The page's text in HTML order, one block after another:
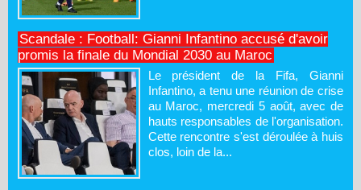
Scandale : Football: Gianni Infantino accusé d'avoir
promis la finale du Mondial 2030 au Maroc
Le président de la Fifa, Gianni
Infantino, a tenu une réunion de crise
au Maroc, mercredi 5 août, avec de
hauts responsables de l'organisation.
Cette rencontre s'est déroulée à huis
clos, loin de la...